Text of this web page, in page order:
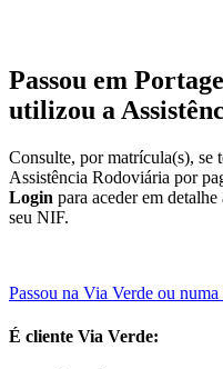
Passou em
utilizou a
Consulte, por matrícula(s), se
Assistência Rodoviária por
Login para aceder em
seu NIF.
Passou na Via Verde ou
É cliente Via Verde: